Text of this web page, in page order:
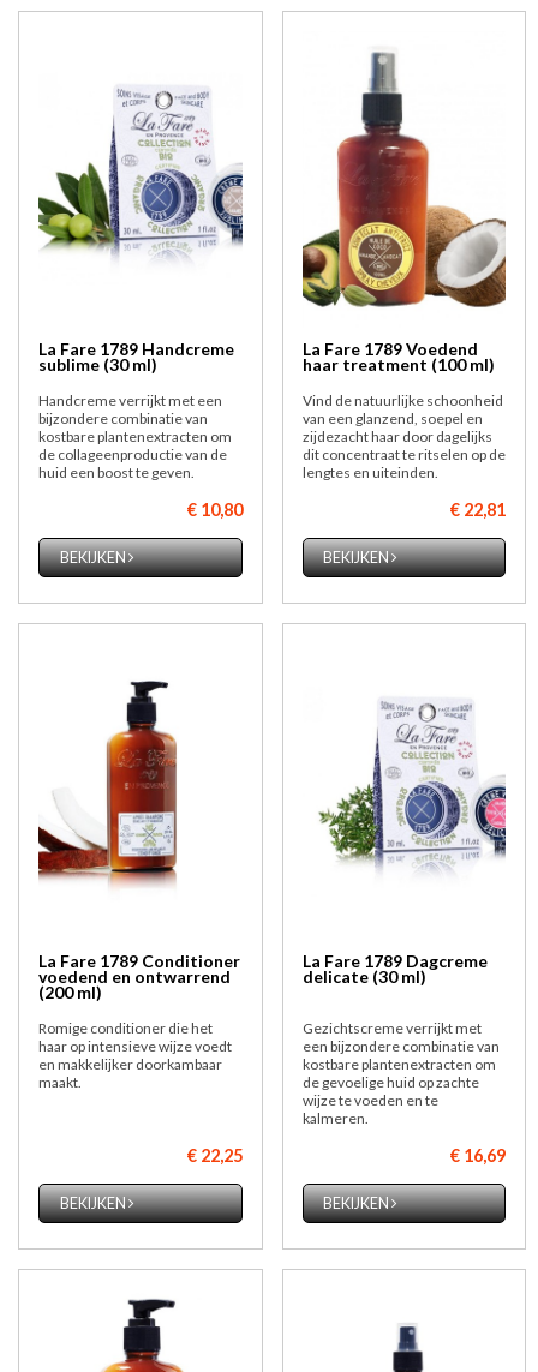
La Fare 1789 Handcreme
sublime (30 ml)
Handcreme verrijkt met een
bijzondere combinatie van
kostbare plantenextracten om
de collageenproductie van de
huid een boost te geven.
€ 10,80
BEKIJKEN
La Fare 1789 Voedend
haar treatment (100 ml)
Vind de natuurlijke schoonheid
van een glanzend, soepel en
zijdezacht haar door dagelijks
dit concentraat te ritselen op de
lengtes en uiteinden.
€ 22,81
BEKIJKEN
La Fare 1789 Conditioner
voedend en ontwarrend
(200 ml)
Romige conditioner die het
haar op intensieve wijze voedt
en makkelijker doorkambaar
maakt.
€ 22,25
BEKIJKEN
La Fare 1789 Dagcreme
delicate (30 ml)
Gezichtscreme verrijkt met
een bijzondere combinatie van
kostbare plantenextracten om
de gevoelige huid op zachte
wijze te voeden en te
kalmeren.
€ 16,69
BEKIJKEN